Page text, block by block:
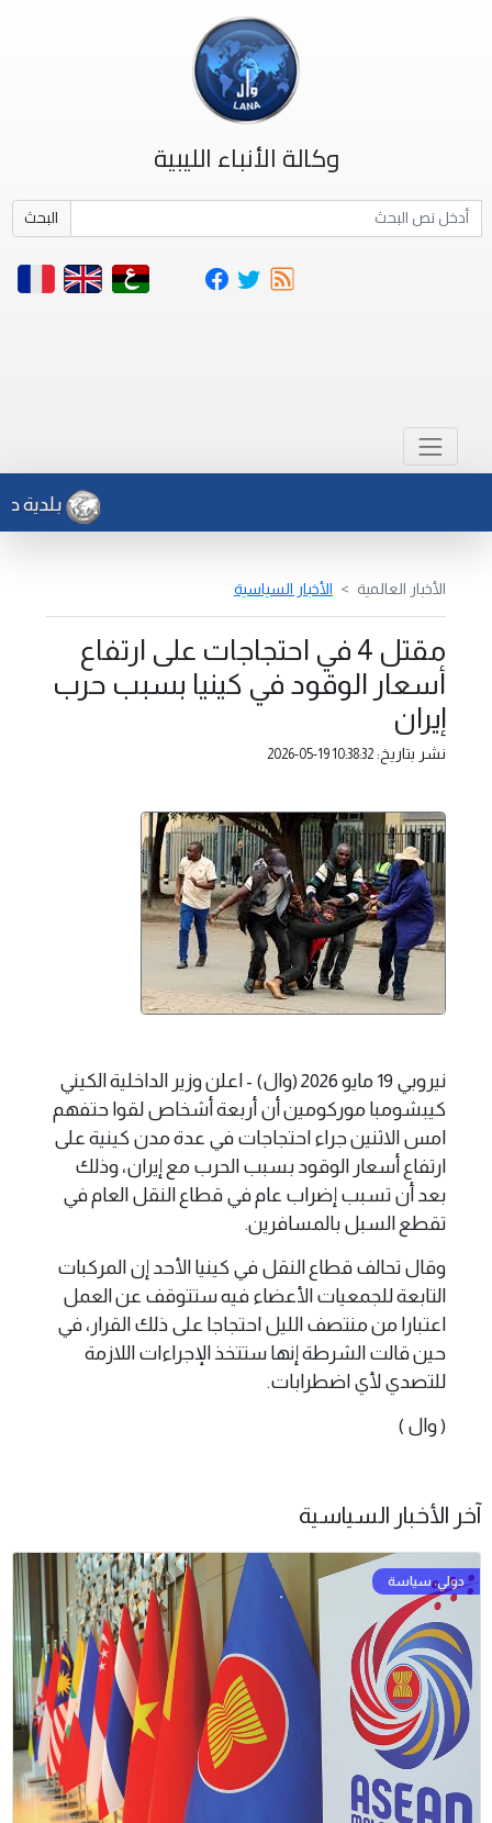
وكالة الأنباء الليبية
البحث
بلدية
الأخبار العالمية الأخبار السياسية
مقتل 4 في احتجاجات على ارتفاع
أسعار الوقود في كينيا بسبب حرب
إيران
نشر بتاريخ: 2026-05-19 10:38:32
نيروبي 19 مايو 2026 (وال) - اعلن وزير الداخلية الكيني
كيبشومبا موركومين أن أربعة أشخاص لقوا حتفهم
امس الاثنين جراء احتجاجات في عدة مدن كينية ​على
ارتفاع أسعار الوقود بسبب الحرب مع إيران، وذلك
بعد أن تسبب ‌إضراب عام في قطاع النقل العام في
تقطع السبل بالمسافرين.
وقال تحالف قطاع النقل في كينيا الأحد إن المركبات
التابعة للجمعيات الأعضاء فيه ستتوقف عن العمل
اعتبارا من منتصف ​الليل احتجاجا على ذلك القرار، في
حين قالت الشرطة إنها ​ستتخذ الإجراءات اللازمة
للتصدي لأي اضطرابات.
( وال )
آخر الأخبار السياسية